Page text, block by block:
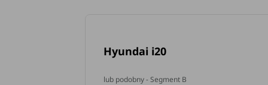
Hyundai i20
lub podobny - Segment B